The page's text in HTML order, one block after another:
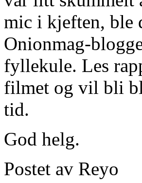
mic i kjeften, ble
Onionmag-
fyllekule. Les
filmet og vil bli
tid.
God helg.
Postet av Reyo